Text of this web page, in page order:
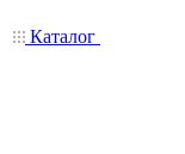
Каталог